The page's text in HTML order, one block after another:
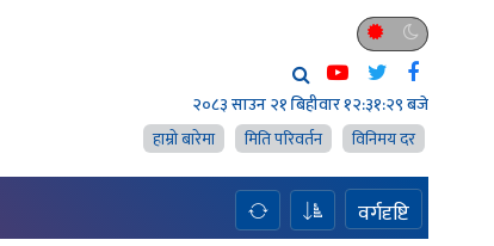
२०८३ साउन २१ बिहीवार१२:३१:३० बजे
हाम्राे बारेमा
मिति परिवर्तन विनिमय दर
वर्गदृष्टि